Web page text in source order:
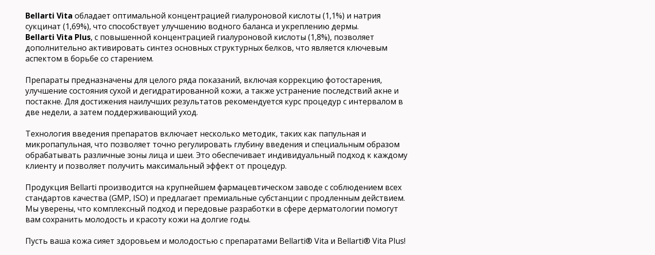
Bellarti Vita обладает оптимальной концентрацией гиалуроновой кислоты (1,1%) и натрия
сукцинат (1,69%), что способствует улучшению водного баланса и укреплению дермы.
Bellarti Vita Plus, с повышенной концентрацией гиалуроновой кислоты (1,8%), позволяет
дополнительно активировать синтез основных структурных белков, что является ключевым
аспектом в борьбе со старением.
Препараты предназначены для целого ряда показаний, включая коррекцию фотостарения,
улучшение состояния сухой и дегидратированной кожи, а также устранение последствий акне и
постакне. Для достижения наилучших результатов рекомендуется курс процедур с интервалом в
две недели, а затем поддерживающий уход.
Технология введения препаратов включает несколько методик, таких как папульная и
микропапульная, что позволяет точно регулировать глубину введения и специальным образом
обрабатывать различные зоны лица и шеи. Это обеспечивает индивидуальный подход к каждому
клиенту и позволяет получить максимальный эффект от процедур.
Продукция Bellarti производится на крупнейшем фармацевтическом заводе с соблюдением всех
стандартов качества (GMP, ISO) и предлагает премиальные субстанции с продленным действием.
Мы уверены, что комплексный подход и передовые разработки в сфере дерматологии помогут
вам сохранить молодость и красоту кожи на долгие годы.
Пусть ваша кожа сияет здоровьем и молодостью с препаратами Bellarti® Vita и Bellarti® Vita Plus!